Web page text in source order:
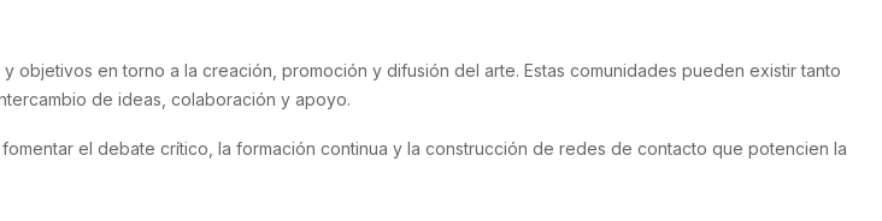
objetivos en torno a la creación, promoción y difusión del arte. Estas comunidades pueden existir tanto
de ideas, colaboración y apoyo.
el debate crítico, la formación continua y la construcción de redes de contacto que potencien la